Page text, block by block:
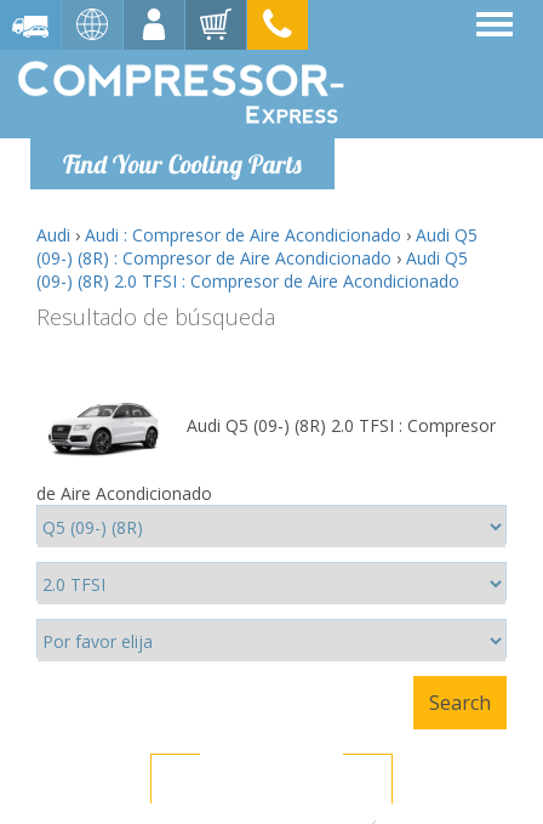
Find Your Cooling Parts
Audi › Audi : Compresor de Aire Acondicionado › Audi Q5
(09-) (8R) : Compresor de Aire Acondicionado › Audi Q5
(09-) (8R) 2.0 TFSI : Compresor de Aire Acondicionado
Resultado de búsqueda
Audi Q5 (09-) (8R) 2.0 TFSI : Compresor
de Aire Acondicionado